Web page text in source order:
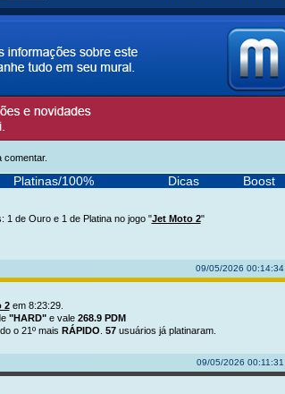
comentar.
Platinas/100% Dicas Boost
1 de Ouro e 1 de Platina no jogo "Jet Moto 2"
09/05/2026 00:14:34
2em 8:23:29.
"HARD"e vale 268.9 PDM
o 21º mais RÁPIDO 57usuários já platinaram.
09/05/2026 00:11:31